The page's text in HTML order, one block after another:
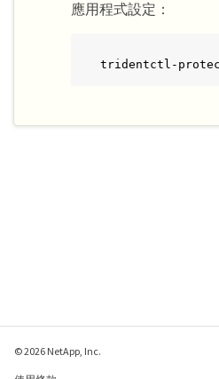
應用程式設定：
tridentctl-protect
© 2026 NetApp, Inc.